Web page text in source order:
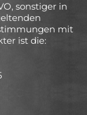
sonstiger in
mit
ist die: